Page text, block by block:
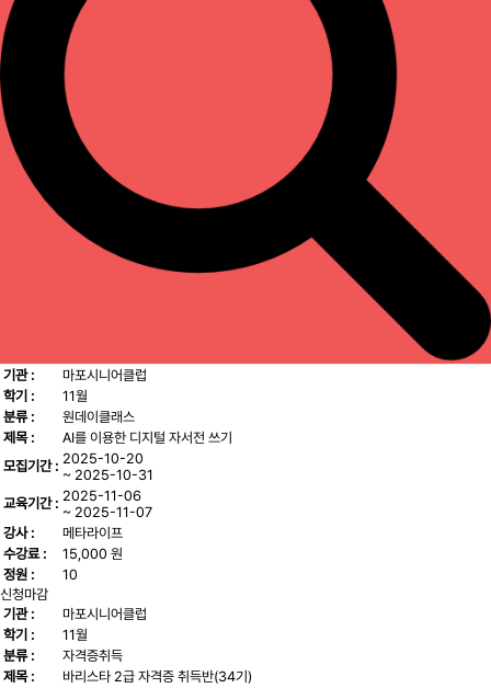
기관 :
마포시니어클럽
학기 :
11월
분류 :
원데이클래스
제목 :
AI를 이용한 디지털 자서전 쓰기
모집기간 : 2025-10-20
~ 2025-10-31
교육기간 : 2025-11-06
~ 2025-11-07
강사 :
메타라이프
수강료 :
15,000 원
정원 :
10
신청마감
기관 :
마포시니어클럽
학기 :
11월
분류 :
자격증취득
제목 :
바리스타 2급 자격증 취득반(34기)